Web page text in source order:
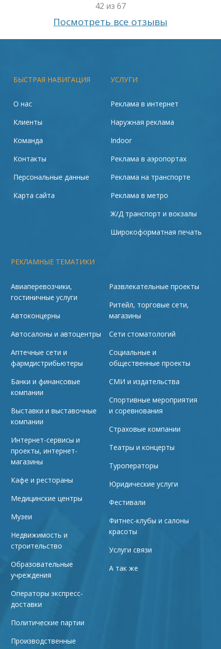
42 из 67
Посмотреть все отзывы
БЫСТРАЯ НАВИГАЦИЯ УСЛУГИ
РЕКЛАМНЫЕ ТЕМАТИКИ
О нас
Клиенты
Команда
Контакты
Персональные данные
Карта сайта
Реклама в интернет
Наружная реклама
Indoor
Реклама в аэропортах
Реклама на транспорте
Реклама в метро
Ж/Д транспорт и вокзалы
Широкоформатная печать
Авиаперевозчики,
гостиничные услуги
Автоконцерны
Автосалоны и автоцентры
Аптечные сети и
фармдистрибьютеры
Банки и финансовые
компании
Выставки и выставочные
компании
Интернет-сервисы и
проекты, интернет-
магазины
Кафе и рестораны
Медицинские центры
Музеи
Недвижимость и
строительство
Образовательные
учреждения
Операторы экспресс-
доставки
Политические партии
Производственные
Развлекательные проекты
Ритейл, торговые сети,
магазины
Сети стоматологий
Социальные и
общественные проекты
СМИ и издательства
Спортивные мероприятия
и соревнования
Страховые компании
Театры и концерты
Туроператоры
Юридические услуги
Фестивали
Фитнес-клубы и салоны
красоты
Услуги связи
А так же